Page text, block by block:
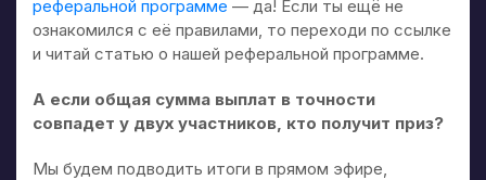
реферальной программе — да! Если ты ещё не
ознакомился с её правилами, то переходи по ссылке
и читай статью о нашей реферальной программе.
А если общая сумма выплат в точности
совпадет у двух участников, кто получит приз?
Мы будем подводить итоги в прямом эфире,